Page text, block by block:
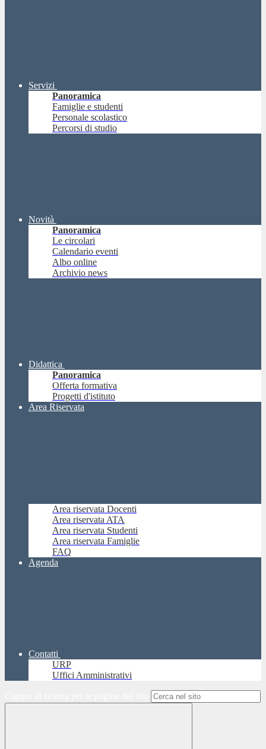
Servizi
Panoramica
Famiglie e studenti
Personale scolastico
Percorsi di studio
Novità
Panoramica
Le circolari
Calendario eventi
Albo online
Archivio news
Didattica
Panoramica
Offerta formativa
Progetti d'istituto
Area Riservata
Area riservata Docenti
Area riservata ATA
Area riservata Studenti
Area riservata Famiglie
FAQ
Agenda
Contatti
URP
Uffici Amministrativi